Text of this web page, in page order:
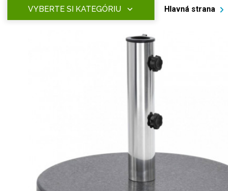
VYBERTE SI KATEGÓRIU Hlavná strana